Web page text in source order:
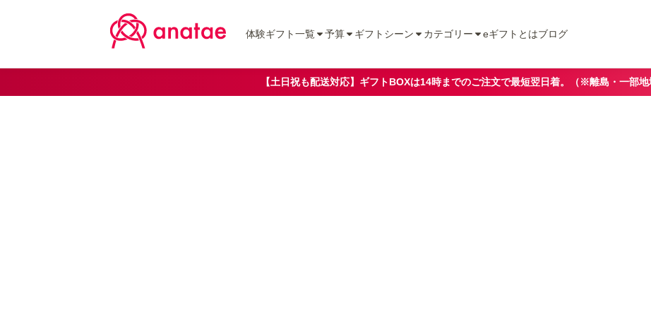
体験ギフト一覧 予算 ギフトシーン カテゴリー eギフトとはブログ
【土日祝も配送対応】ギフトBOXは14時までのご注文で最短翌日着。（※離島・一部地